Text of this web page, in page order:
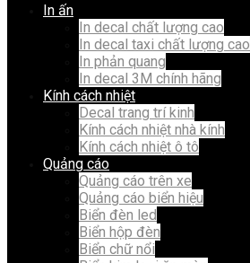
In ấn
In decal chất lượng cao
In decal taxi chất lượng cao
In phản quang
In decal 3M chính hãng
Kính cách nhiệt
Decal trang trí kinh
Kính cách nhiệt nhà kính
Kính cách nhiệt ô tô
Quảng cáo
Quảng cáo trên xe
Quảng cáo biển hiệu
Biển đèn led
Biển hộp đèn
Biển chữ nổi